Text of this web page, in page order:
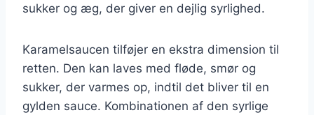
sukker og æg, der giver en dejlig syrlighed.
Karamelsaucen tilføjer en ekstra dimension til
retten. Den kan laves med fløde, smør og
sukker, der varmes op, indtil det bliver til en
gylden sauce. Kombinationen af den syrlige